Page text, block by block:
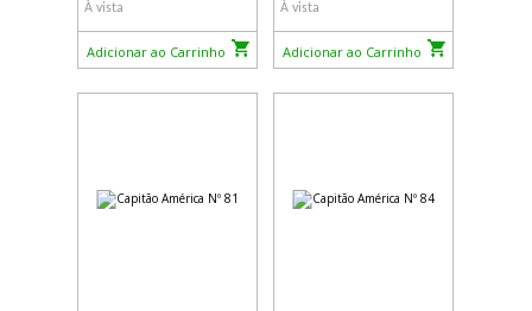
À vista
Adicionar ao Carrinho
À vista
Adicionar ao Carrinho